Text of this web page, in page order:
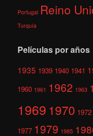
Portugal Reino
Turquía
Películas por años
1935 1939 1940 1941
1960 1961 1962 1963
1969 1970 1972
1977 1979 1985